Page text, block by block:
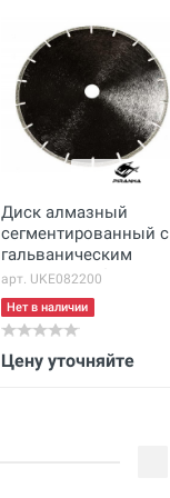
Диск алмазный
сегментированный с
гальваническим
покрытием Ø 200 мм
арт. UKE082200
Нет в наличии
Цену уточняйте